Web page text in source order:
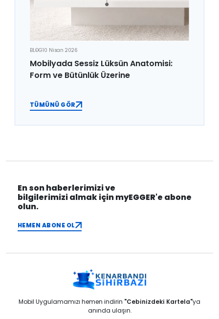
BLOG10 Nisan 2026
Mobilyada Sessiz Lüksün Anatomisi:
Form ve Bütünlük Üzerine
TÜMÜNÜ GÖR
En son haberlerimizi ve
bilgilerimizi almak için myEGGER'e abone
olun.
HEMEN ABONE OL
Mobil Uygulamamızı hemen indirin "Cebinizdeki Kartela"ya
anında ulaşın.